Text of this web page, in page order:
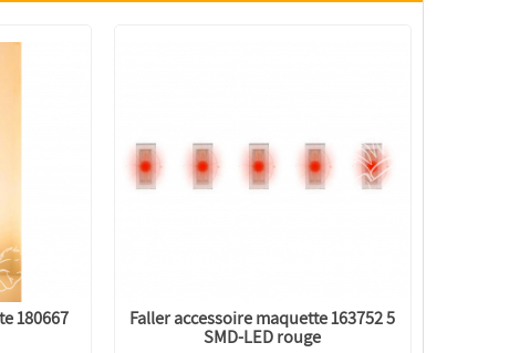
180667 Faller accessoire maquette 163752 5
SMD-LED rouge